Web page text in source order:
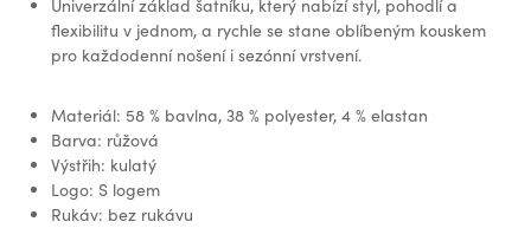
Univerzální základ šatníku, který nabízí styl, pohodlí a
flexibilitu v jednom, a rychle se stane oblíbeným kouskem
pro každodenní nošení i sezónní vrstvení.
Materiál: 58 % bavlna, 38 % polyester, 4 % elastan
Barva: růžová
Výstřih: kulatý
Logo: S logem
Rukáv: bez rukávu